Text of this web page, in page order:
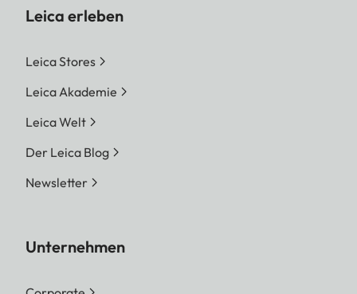
Leica erleben
Leica Stores
Leica Akademie
Leica Welt
Der Leica Blog
Newsletter
Unternehmen